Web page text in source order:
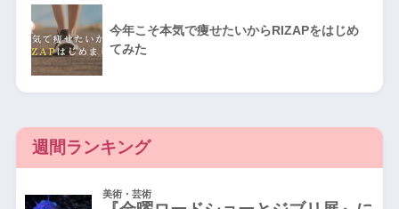
今年こそ本気で痩せたいからRIZAPをはじめ
てみた
週間ランキング